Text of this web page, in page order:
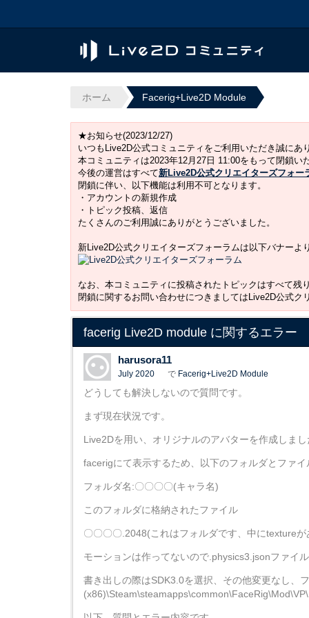
ホーム Facerig+Live2D Module
★お知らせ(2023/12/27)
いつもLive2D公式コミュニティをご利用いただき誠にあ
本コミュニティは2023年12月27日 11:00をもって閉鎖い
今後の運営はすべて新Live2D公式クリエイターズフォー
閉鎖に伴い、以下機能は利用不可となります。
・アカウントの新規作成
・トピック投稿、返信
たくさんのご利用誠にありがとうございました。
新Live2D公式クリエイターズフォーラムは以下バナーよ
なお、本コミュニティに投稿されたトピックはすべて
閉鎖に関するお問い合わせにつきましてはLive2D公式
facerig Live2D module に関するエラー
harusora11
July 2020 で Facerig+Live2D Module
どうしても解決しないので質問です。
まず現在状況です。
Live2Dを用い、オリジナルのアバターを作成しま
facerigにて表示するため、以下のフォルダとファ
フォルダ名:〇〇〇〇(キャラ名)
このフォルダに格納されたファイル
〇〇〇〇.2048(これはフォルダです、中にtexture
モーションは作ってないので.physics3.jsonファイ
書き出しの際はSDK3.0を選択、その他変更なし、